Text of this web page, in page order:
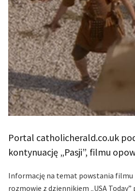
Portal catholicherald.co.uk
kontynuację „Pasji”, filmu
Informację na temat powstania filmu
rozmowie z dziennikiem „USA Today”